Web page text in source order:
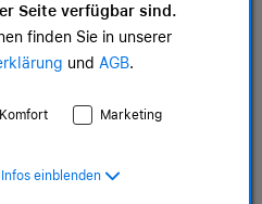
Seite verfügbar sind.
finden Sie in unserer
und AGB.
Komfort Marketing
einblenden